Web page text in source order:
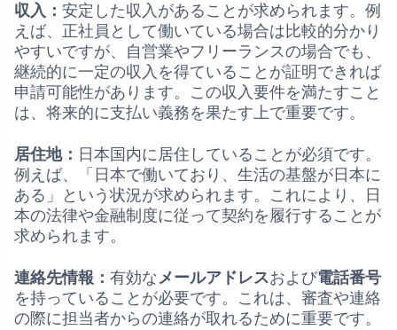
収入： 安定した収入があることが求められます。例
えば、正社員として働いている場合は比較的分かり
やすいですが、自営業やフリーランスの場合でも、
継続的に一定の収入を得ていることが証明できれば
申請可能性があります。この収入要件を満たすこと
は、将来的に支払い義務を果たす上で重要です。
居住地： 日本国内に居住していることが必須です。
例えば、「日本で働いており、生活の基盤が日本に
ある」という状況が求められます。これにより、日
本の法律や金融制度に従って契約を履行することが
求められます。
連絡先情報： 有効なメールアドレスおよび電話番号
を持っていることが必要です。これは、審査や連絡
の際に担当者からの連絡が取れるために重要です。